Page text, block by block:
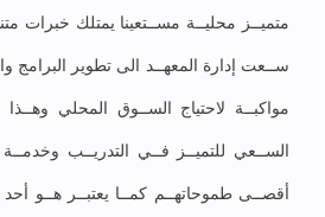
متميــز محليــة مســتعينا يمتلك خبرات
ســعت إدارة المعهــد الى تطوير البرامج
مواكبــة لاحتياج الســوق المحلي
الســعي للتميــز فــي التدريــب وخدمــة
أقصــى طموحاتهــم كمــا يعتبــر هــو